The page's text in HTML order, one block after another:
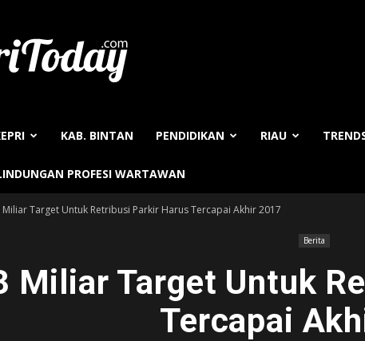
KAB. BINTAN PENDIDIKAN RIAU
PROFESI WARTAWAN
Miliar Target Untuk Retribusi Parkir Harus Tercapai Akhir 2017
Berita
Miliar Target Untuk
Tercapai